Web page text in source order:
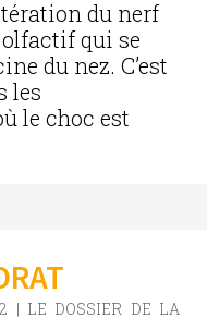
du nerf
qui se
du nez. C’est
les
le choc est
| LE DOSSIER DE LA